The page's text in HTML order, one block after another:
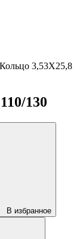
Кольцо 3,53X25,8
130
В избранное